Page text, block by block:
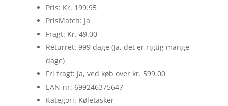
Pris: Kr. 199.95
PrisMatch: Ja
Fragt: Kr. 49.00
Returret: 999 dage (Ja, det er rigtig mange
dage)
Fri fragt: Ja, ved køb over kr. 599.00
EAN-nr: 699246375647
Kategori: Køletasker